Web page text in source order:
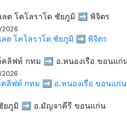
2026
ลต โคโลราโด ชัยภูมิ ➡️ พิจิตร
2026
คลิฟท์ กทม ➡️ อ.หนองเรือ ขอนแก่น